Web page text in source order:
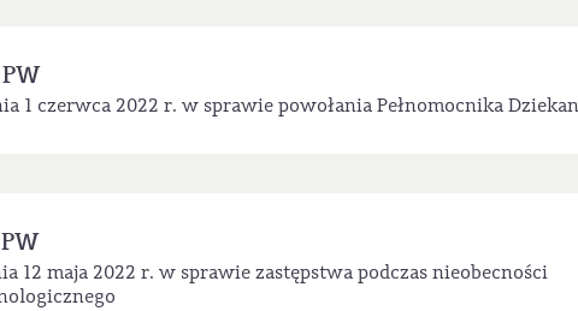
1 czerwca 2022 r. w sprawie powołania Pełnomocnika
12 maja 2022 r. w sprawie zastępstwa podczas nieobecności